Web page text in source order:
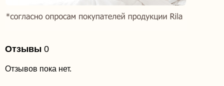
Отзывы 0
Отзывов пока нет.